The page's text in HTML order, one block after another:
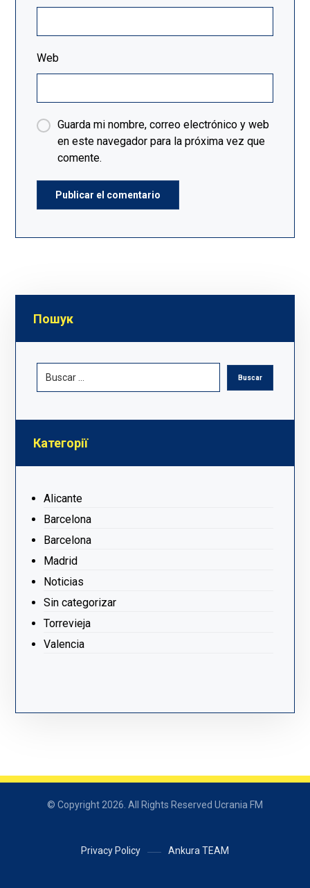
Web
Guarda mi nombre, correo electrónico y web
en este navegador para la próxima vez que
comente.
Пошук
Категорії
Alicante
Barcelona
Barcelona
Madrid
Noticias
Sin categorizar
Torrevieja
Valencia
© Copyright 2026. All Rights Reserved Ucrania FM
Privacy Policy Ankura TEAM